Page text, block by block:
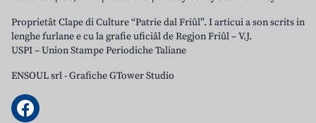
Proprietât Clape di Culture “Patrie dal Friûl”. I articui a son scrits in
lenghe furlane e cu la grafie uficiâl de Regjon Friûl – V.J.
USPI – Union Stampe Periodiche Taliane
ENSOUL srl-Grafiche GTower Studio